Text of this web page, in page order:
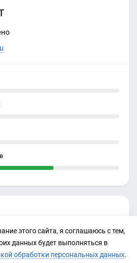
этого сайта, я соглашаюсь с тем,
данных будет выполняться в
обработки персональных данных.